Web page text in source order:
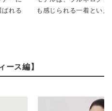
ばれる
も感じられる一着といえ
ース編】